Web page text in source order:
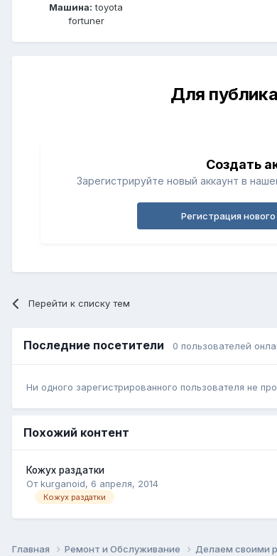
Машина: toyota
fortuner
Для
Создать
Зарегистрируйте новый аккаунт в
Регистрация
Перейти к списку тем
Последние посетители 0 пользователей
Ни одного зарегистрированного пользователя не
Похожий контент
Кожух раздатки
От kurganoid, 6 апреля, 2014
Кожух раздатки
Главная Ремонт и Обслуживание Делаем своими